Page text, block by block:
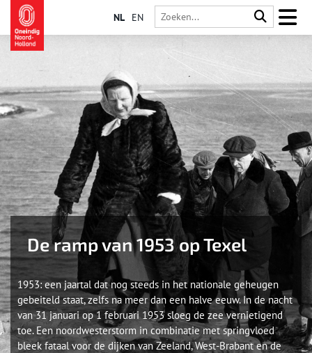
NL EN
De ramp van 1953 op Texel
1953: een jaartal dat nog steeds in het nationale geheugen
gebeiteld staat, zelfs na meer dan een halve eeuw. In de nacht
van 31 januari op 1 februari 1953 sloeg de zee vernietigend
toe. Een noordwesterstorm in combinatie met springvloed
bleek fataal voor de dijken van Zeeland, West-Brabant en de